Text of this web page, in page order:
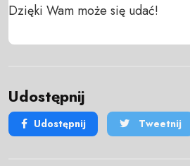
Dzięki Wam może się udać!
Udostępnij
Udostępnij Tweetnij